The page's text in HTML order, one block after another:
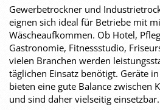
Gewerbetrockner und
eignen sich ideal für Betriebe mit
Wäscheaufkommen. Ob Hotel,
Gastronomie, Fitnessstudio,
vielen Branchen werden
täglichen Einsatz benötigt. Geräte
bieten eine gute Balance zwischen
und sind daher vielseitig einsetzbar.